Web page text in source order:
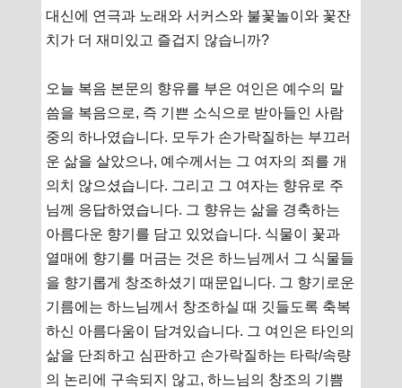
대신에 연극과 노래와 서커스와 불꽃놀이와 꽃잔
치가 더 재미있고 즐겁지 않습니까?
오늘 복음 본문의 향유를 부은 여인은 예수의 말
씀을 복음으로, 즉 기쁜 소식으로 받아들인 사람
중의 하나였습니다. 모두가 손가락질하는 부끄러
운 삶을 살았으나, 예수께서는 그 여자의 죄를 개
의치 않으셨습니다. 그리고 그 여자는 향유로 주
님께 응답하였습니다. 그 향유는 삶을 경축하는
아름다운 향기를 담고 있었습니다. 식물이 꽃과
열매에 향기를 머금는 것은 하느님께서 그 식물들
을 향기롭게 창조하셨기 때문입니다. 그 향기로운
기름에는 하느님께서 창조하실 때 깃들도록 축복
하신 아름다움이 담겨있습니다. 그 여인은 타인의
삶을 단죄하고 심판하고 손가락질하는 타락/속량
의 논리에 구속되지 않고, 하느님의 창조의 기쁨